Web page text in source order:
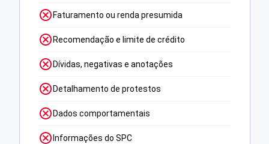
Faturamento ou renda presumida
Recomendação e limite de crédito
Dívidas, negativas e anotações
Detalhamento de protestos
Dados comportamentais
Informações do SPC